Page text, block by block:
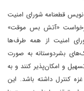
نویس قطعنامه شورای امنیت
درخواست «آتش بس موقت»
امنیت از همه طرف‌ها
بشردوستانه به صورت
و امکان‌پذیر کنند و به
کنترل داشته باشد. این